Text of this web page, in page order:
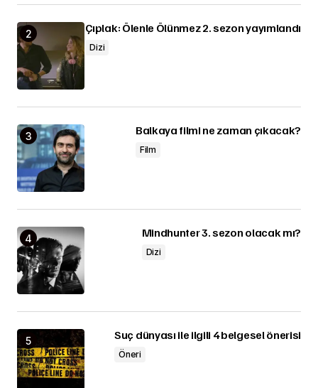
Çıplak: Ölenle Ölünmez 2. sezon yayımlandı
Dizi
Balkaya filmi ne zaman çıkacak?
Film
Mindhunter 3. sezon olacak mı?
Dizi
Suç dünyası ile ilgili 4 belgesel önerisi
Öneri